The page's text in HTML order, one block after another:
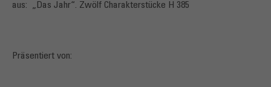
aus: „Das Jahr“. Zwölf Charakterstücke H 385
Präsentiert von: